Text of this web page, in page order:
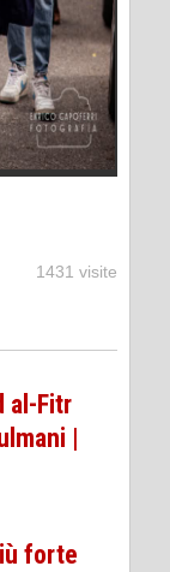
1431 visite
al-Fitr
|
forte